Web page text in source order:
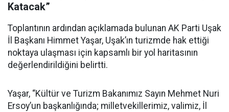
Katacak”
Toplantının ardından açıklamada bulunan AK Parti Uşak
İl Başkanı Himmet Yaşar, Uşak’ın turizmde hak ettiği
noktaya ulaşması için kapsamlı bir yol haritasının
değerlendirildiğini belirtti.
Yaşar, “Kültür ve Turizm Bakanımız Sayın Mehmet Nuri
Ersoy’un başkanlığında; milletvekillerimiz, valimiz, İl